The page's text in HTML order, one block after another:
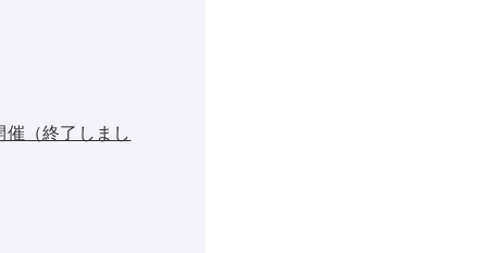
（終了しまし